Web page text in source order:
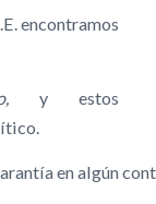
encontramos
y estos
en algún